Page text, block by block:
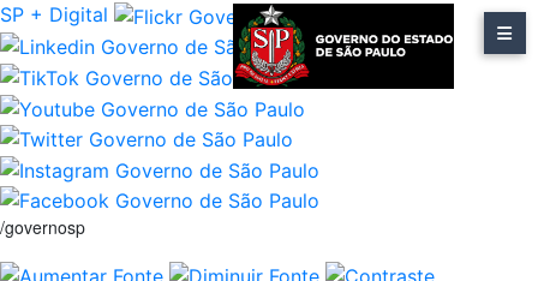
SP + Digital
/governosp